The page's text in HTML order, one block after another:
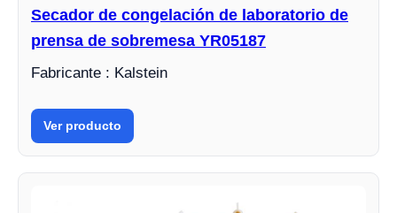
Secador de congelación de laboratorio de
prensa de sobremesa YR05187
Fabricante : Kalstein
Ver producto